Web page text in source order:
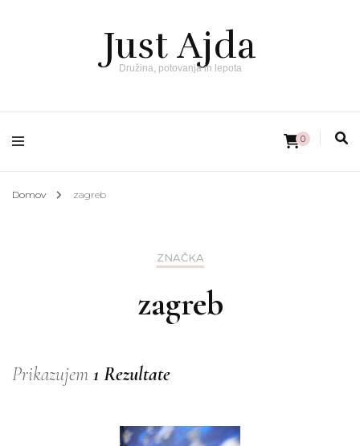
Just Ajda
Družina, potovanja in lepota
0
Domov zagreb
ZNAČKA
zagreb
Prikazujem 1 Rezultate